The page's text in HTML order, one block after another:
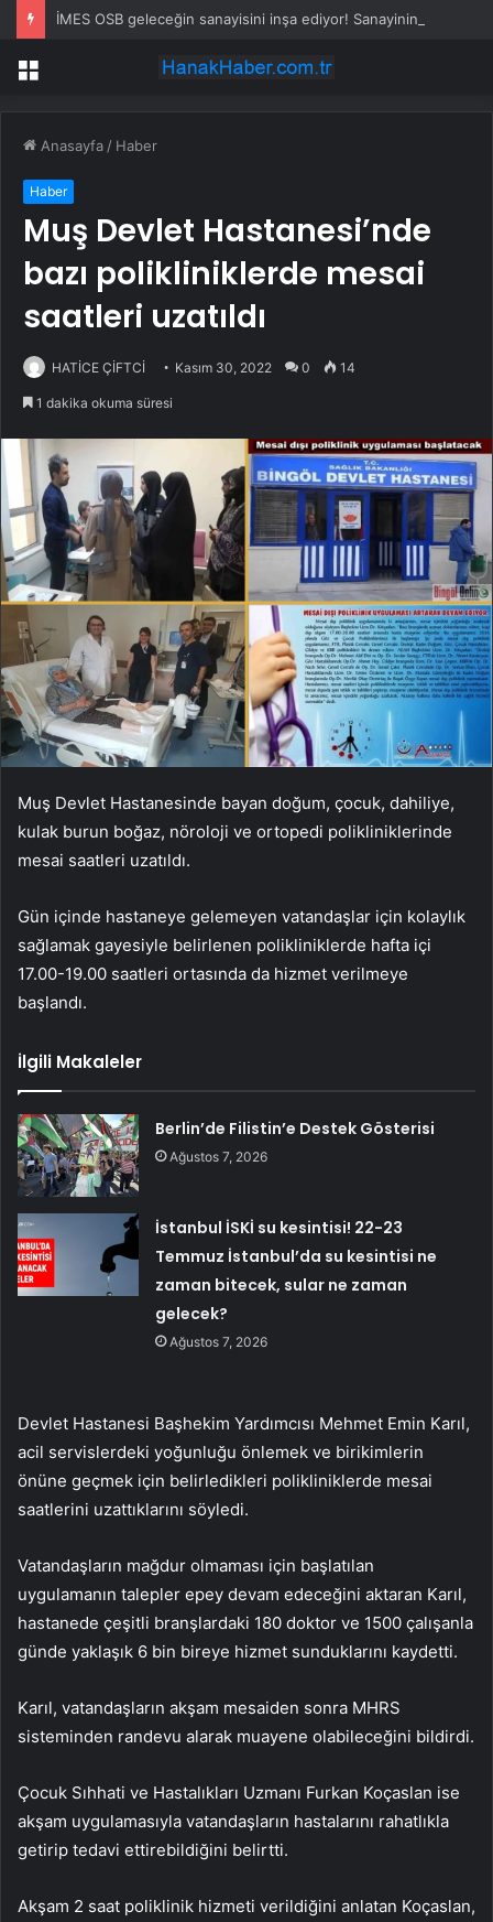
Menü
Anasayfa / Haber
Haber
Muş Devlet Hastanesi’nde
bazı polikliniklerde mesai
saatleri uzatıldı
HATİCE ÇİFTCİ Kasım 30, 2022 0 14
1 dakika okuma süresi
Muş Devlet Hastanesinde bayan doğum, çocuk, dahiliye,
kulak burun boğaz, nöroloji ve ortopedi polikliniklerinde
mesai saatleri uzatıldı.
Gün içinde hastaneye gelemeyen vatandaşlar için kolaylık
sağlamak gayesiyle belirlenen polikliniklerde hafta içi
17.00-19.00 saatleri ortasında da hizmet verilmeye
başlandı.
İlgili Makaleler
Berlin’de Filistin’e Destek Gösterisi
Ağustos 7, 2026
İstanbul İSKİ su kesintisi! 22-23
Temmuz İstanbul’da su kesintisi ne
zaman bitecek, sular ne zaman
gelecek?
Ağustos 7, 2026
Devlet Hastanesi Başhekim Yardımcısı Mehmet Emin Karıl,
acil servislerdeki yoğunluğu önlemek ve birikimlerin
önüne geçmek için belirledikleri polikliniklerde mesai
saatlerini uzattıklarını söyledi.
Vatandaşların mağdur olmaması için başlatılan
uygulamanın talepler epey devam edeceğini aktaran Karıl,
hastanede çeşitli branşlardaki 180 doktor ve 1500 çalışanla
günde yaklaşık 6 bin bireye hizmet sunduklarını kaydetti.
Karıl, vatandaşların akşam mesaiden sonra MHRS
sisteminden randevu alarak muayene olabileceğini bildirdi.
Çocuk Sıhhati ve Hastalıkları Uzmanı Furkan Koçaslan ise
akşam uygulamasıyla vatandaşların hastalarını rahatlıkla
getirip tedavi ettirebildiğini belirtti.
Akşam 2 saat poliklinik hizmeti verildiğini anlatan Koçaslan,